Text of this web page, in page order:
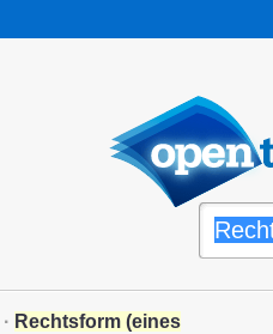
· Rechtsform (eines